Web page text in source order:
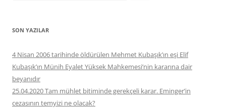
SON YAZILAR
4 Nisan 2006 tarihinde öldürülen Mehmet Kubaşık’ın eşi Elif
Kubaşık’ın Münih Eyalet Yüksek Mahkemesi’nin kararına dair
beyanıdır
25.04.2020 Tam mühlet bitiminde gerekçeli karar. Eminger’in
cezasının temyizi ne olacak?